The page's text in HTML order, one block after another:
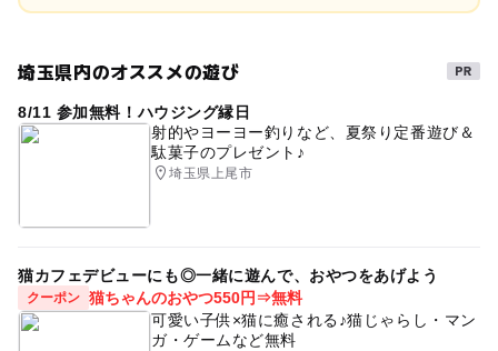
埼玉県内のオススメの遊び
8/11 参加無料！ハウジング縁日
射的やヨーヨー釣りなど、夏祭り定番遊び＆
駄菓子のプレゼント♪
埼玉県上尾市
猫カフェデビューにも◎一緒に遊んで、おやつをあげよう
クーポン 猫ちゃんのおやつ550円⇒無料
可愛い子供×猫に癒される♪猫じゃらし・マン
ガ・ゲームなど無料